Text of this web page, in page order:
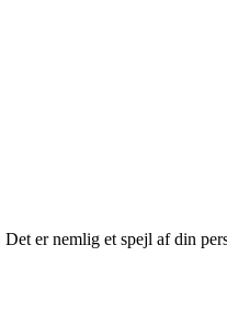
er nemlig et spejl af din